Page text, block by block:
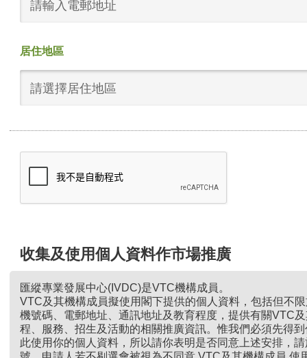
居住地區
請選擇居住地區
收集及使用個人資料作市場推廣
匯縱專業發展中心(IVDC)是VTC機構成員。
VTC及其機構成員擬使用閣下提供的個人資料，包括但不
機號碼、電郵地址、通訊地址及教育程度，提供有關VTC
程、服務、招生及活動的相關推廣資訊。惟我們必須先得
此使用你的個人資料，所以請你表明是否同意上述安排，